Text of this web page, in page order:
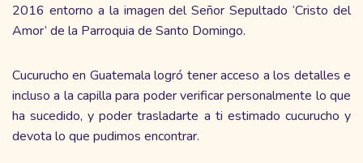
2016 entorno a la imagen del Señor Sepultado ‘Cristo del
Amor’ de la Parroquia de Santo Domingo.
Cucurucho en Guatemala logró tener acceso a los detalles e
incluso a la capilla para poder verificar personalmente lo que
ha sucedido, y poder trasladarte a ti estimado cucurucho y
devota lo que pudimos encontrar.